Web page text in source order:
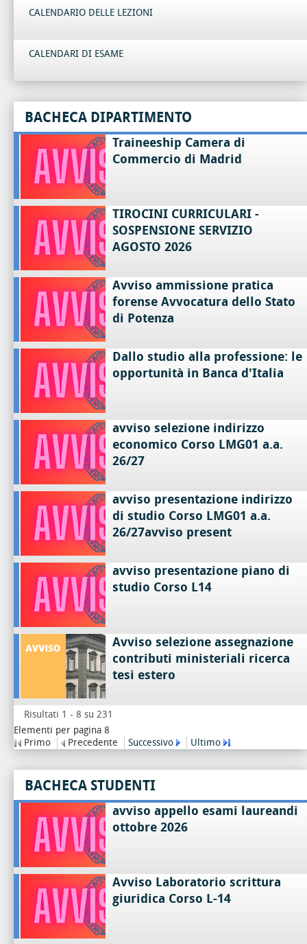
CALENDARIO DELLE LEZIONI
CALENDARI DI ESAME
BACHECA DIPARTIMENTO
Traineeship Camera di
Commercio di Madrid
TIROCINI CURRICULARI -
SOSPENSIONE SERVIZIO
AGOSTO 2026
Avviso ammissione pratica
forense Avvocatura dello Stato
di Potenza
Dallo studio alla professione: le
opportunità in Banca d'Italia
avviso selezione indirizzo
economico Corso LMG01 a.a.
26/27
avviso presentazione indirizzo
di studio Corso LMG01 a.a.
26/27avviso present
avviso presentazione piano di
studio Corso L14
Avviso selezione assegnazione
contributi ministeriali ricerca
tesi estero
Risultati 1 - 8 su 231
Elementi per pagina 8
Primo
Precedente Successivo Ultimo
BACHECA STUDENTI
avviso appello esami laureandi
ottobre 2026
Avviso Laboratorio scrittura
giuridica Corso L-14